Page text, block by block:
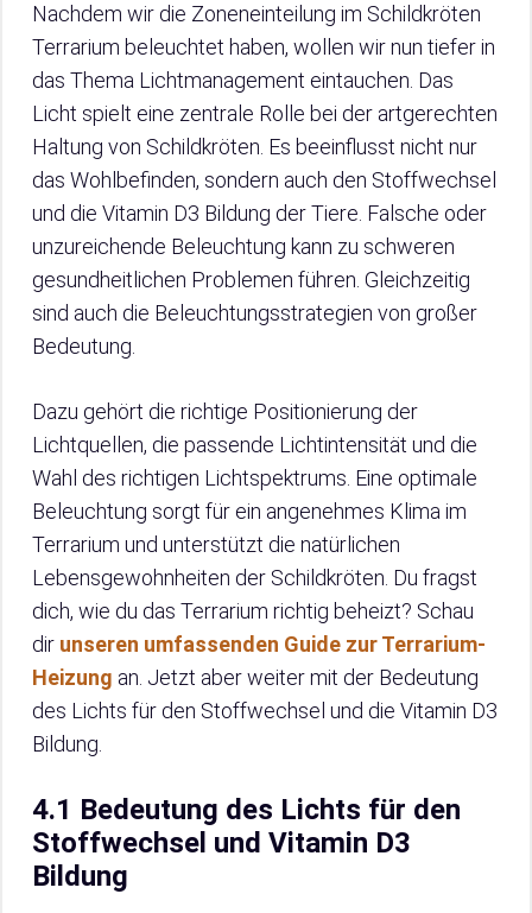
Nachdem wir die Zoneneinteilung im Schildkröten
Terrarium beleuchtet haben, wollen wir nun tiefer in
das Thema Lichtmanagement eintauchen. Das
Licht spielt eine zentrale Rolle bei der artgerechten
Haltung von Schildkröten. Es beeinflusst nicht nur
das Wohlbefinden, sondern auch den Stoffwechsel
und die Vitamin D3 Bildung der Tiere. Falsche oder
unzureichende Beleuchtung kann zu schweren
gesundheitlichen Problemen führen. Gleichzeitig
sind auch die Beleuchtungsstrategien von großer
Bedeutung.
Dazu gehört die richtige Positionierung der
Lichtquellen, die passende Lichtintensität und die
Wahl des richtigen Lichtspektrums. Eine optimale
Beleuchtung sorgt für ein angenehmes Klima im
Terrarium und unterstützt die natürlichen
Lebensgewohnheiten der Schildkröten. Du fragst
dich, wie du das Terrarium richtig beheizt? Schau
dir unseren umfassenden Guide zur Terrarium-
Heizung an. Jetzt aber weiter mit der Bedeutung
des Lichts für den Stoffwechsel und die Vitamin D3
Bildung.
4.1 Bedeutung des Lichts für den
Stoffwechsel und Vitamin D3
Bildung